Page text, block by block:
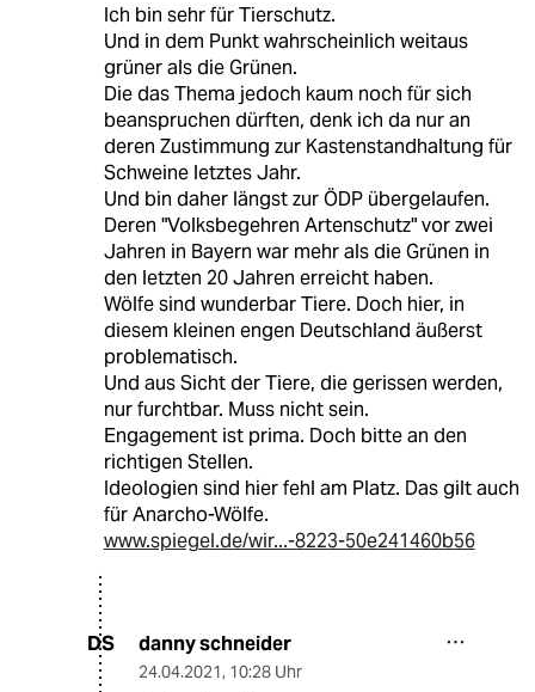
Ich bin sehr für Tierschutz.
Und in dem Punkt wahrscheinlich weitaus
grüner als die Grünen.
Die das Thema jedoch kaum noch für sich
beanspruchen dürften, denk ich da nur an
deren Zustimmung zur Kastenstandhaltung für
Schweine letztes Jahr.
Und bin daher längst zur ÖDP übergelaufen.
Deren "Volksbegehren Artenschutz" vor zwei
Jahren in Bayern war mehr als die Grünen in
den letzten 20 Jahren erreicht haben.
Wölfe sind wunderbar Tiere. Doch hier, in
diesem kleinen engen Deutschland äußerst
problematisch.
Und aus Sicht der Tiere, die gerissen werden,
nur furchtbar. Muss nicht sein.
Engagement ist prima. Doch bitte an den
richtigen Stellen.
Ideologien sind hier fehl am Platz. Das gilt auch
für Anarcho-Wölfe.
www.spiegel.de/wir...-8223-50e241460b56
DS danny schneider
24.04.2021, 10:28 Uhr